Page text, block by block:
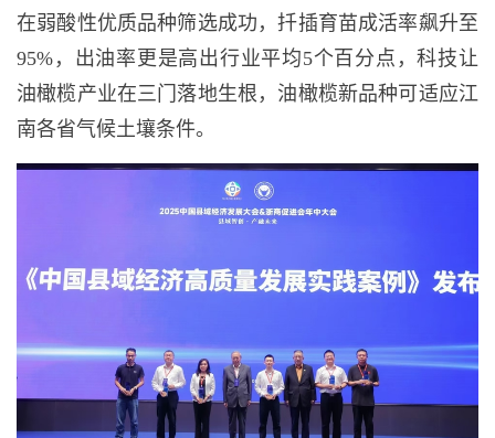
在弱酸性优质品种筛选成功，扦插育苗成活率飙升至
95%，出油率更是高出行业平均5个百分点，科技让
油橄榄产业在三门落地生根，油橄榄新品种可适应江
南各省气候土壤条件。